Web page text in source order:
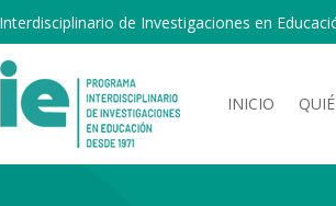
de Investigaciones en
INICIO